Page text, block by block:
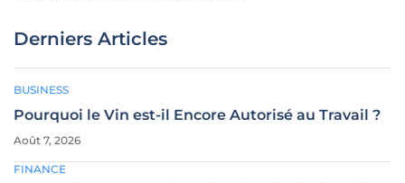
Derniers Articles
BUSINESS
Pourquoi le Vin est-il Encore Autorisé au Travail ?
Août 7, 2026
FINANCE